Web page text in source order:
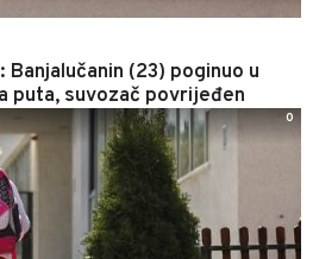
(23) poginuo u
puta, suvozač povrijeđen
0